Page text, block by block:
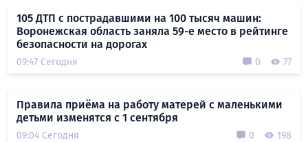
105 ДТП с пострадавшими на 100 тысяч машин:
Воронежская область заняла 59-е место в рейтинге
безопасности на дорогах
09:47 Сегодня 0 77
Правила приёма на работу матерей с маленькими
детьми изменятся с 1 сентября
09:04 Сегодня 0 198